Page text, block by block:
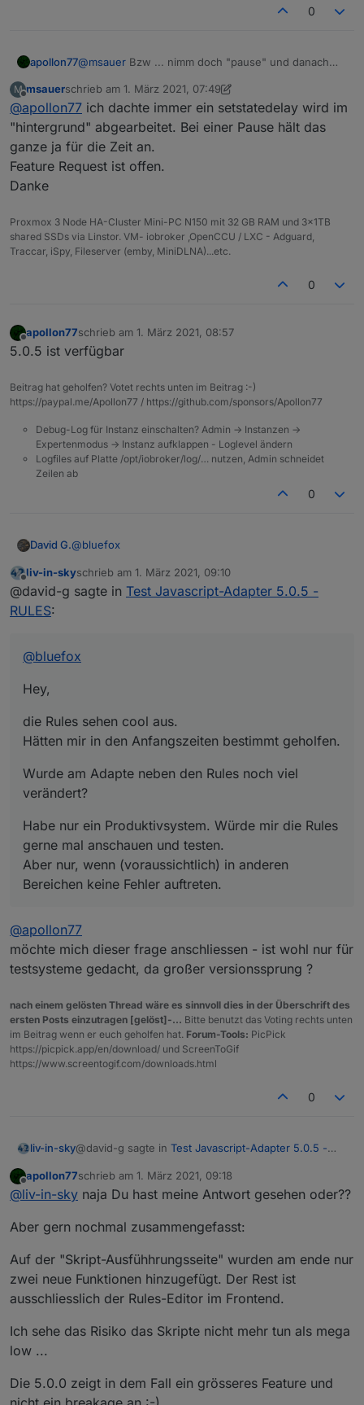
0
apollon77@msauer Bzw ... nimm doch "pause" und danach
M
Offline
msauerschrieb am 1. März 2021, 07:49
zuletzt editiert von msauer 3. Jan. 2021, 08:50
@apollon77 ich dachte immer ein setstatedelay wird im
"hintergrund" abgearbeitet. Bei einer Pause hält das
ganze ja für die Zeit an.
Feature Request ist offen.
Danke
Proxmox 3 Node HA-Cluster Mini-PC N150 mit 32 GB RAM und 3x1TB
shared SSDs via Linstor. VM- iobroker ,OpenCCU / LXC - Adguard,
Traccar, iSpy, Fileserver (emby, MiniDLNA)...etc.
0
Offline
apollon77schrieb am 1. März 2021, 08:57
zuletzt editiert von
5.0.5 ist verfügbar
Beitrag hat geholfen? Votet rechts unten im Beitrag :-)
https://paypal.me/Apollon77 / https://github.com/sponsors/Apollon77
Debug-Log für Instanz einschalten? Admin -> Instanzen ->
Expertenmodus -> Instanz aufklappen - Loglevel ändern
Logfiles auf Platte /opt/iobroker/log/… nutzen, Admin schneidet
Zeilen ab
0
David G.@bluefox
Hey,
verändert?
Bereichen keine Fehler auftreten.
Offline
liv-in-skyschrieb am 1. März 2021, 09:10
zuletzt editiert von
@david-g sagte in Test Javascript-Adapter 5.0.5 -
RULES:
@bluefox
Hey,
die Rules sehen cool aus.
Hätten mir in den Anfangszeiten bestimmt geholfen.
Wurde am Adapte neben den Rules noch viel
verändert?
Habe nur ein Produktivsystem. Würde mir die Rules
gerne mal anschauen und testen.
Aber nur, wenn (voraussichtlich) in anderen
Bereichen keine Fehler auftreten.
@apollon77
möchte mich dieser frage anschliessen - ist wohl nur für
testsysteme gedacht, da großer versionssprung ?
nach einem gelösten Thread wäre es sinnvoll dies in der Überschrift des
ersten Posts einzutragen [gelöst]-... Bitte benutzt das Voting rechts unten
im Beitrag wenn er euch geholfen hat. Forum-Tools: PicPick
https://picpick.app/en/download/ und ScreenToGif
https://www.screentogif.com/downloads.html
0
liv-in-sky@david-g sagte in Test Javascript-Adapter 5.0.5 -
@bluefox
Hey,
Hätten mir in den Anfangszeiten bestimmt
geholfen.
verändert?
Aber nur, wenn (voraussichtlich) in anderen
Bereichen keine Fehler auftreten.
apollon77
möchte mich dieser frage anschliessen - ist wohl nur
für testsysteme gedacht, da großer versionssprung ?
Offline
apollon77schrieb am 1. März 2021, 09:18
zuletzt editiert von
@liv-in-sky naja Du hast meine Antwort gesehen oder??
Aber gern nochmal zusammengefasst:
Auf der "Skript-Ausfühhrungsseite" wurden am ende nur
zwei neue Funktionen hinzugefügt. Der Rest ist
ausschliesslich der Rules-Editor im Frontend.
Ich sehe das Risiko das Skripte nicht mehr tun als mega
low ...
Die 5.0.0 zeigt in dem Fall ein grösseres Feature und